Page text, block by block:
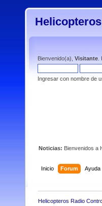
Bienvenido(a), Visitante
Ingresar con nombre de
Noticias: Bienvenidos a
Inicio Forum Ayuda
Helicopteros Radio